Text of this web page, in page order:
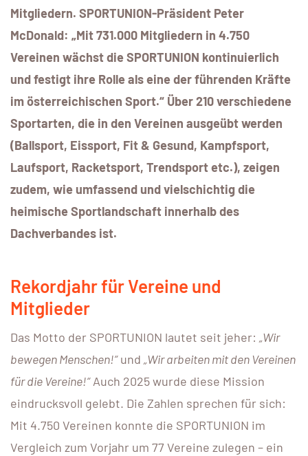
Mitgliedern. SPORTUNION-Präsident Peter
McDonald: „Mit 731.000 Mitgliedern in 4.750
Vereinen wächst die SPORTUNION kontinuierlich
und festigt ihre Rolle als eine der führenden Kräfte
im österreichischen Sport.“ Über 210 verschiedene
Sportarten, die in den Vereinen ausgeübt werden
(Ballsport, Eissport, Fit & Gesund, Kampfsport,
Laufsport, Racketsport, Trendsport etc.), zeigen
zudem, wie umfassend und vielschichtig die
heimische Sportlandschaft innerhalb des
Dachverbandes ist.
Rekordjahr für Vereine und
Mitglieder
Das Motto der SPORTUNION lautet seit jeher: „Wir
bewegen Menschen!“und „Wir arbeiten mit den Vereinen
für die Vereine!“Auch 2025 wurde diese Mission
eindrucksvoll gelebt. Die Zahlen sprechen für sich:
Mit 4.750 Vereinen konnte die SPORTUNION im
Vergleich zum Vorjahr um 77 Vereine zulegen – ein